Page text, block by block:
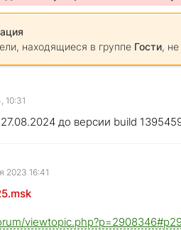
находящиеся в группе Гости,
10:31
до версии build
2023 16:41